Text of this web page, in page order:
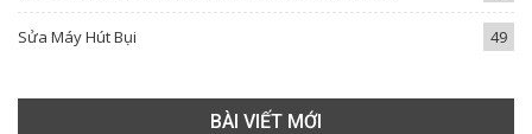
Sửa Máy Hút Bụi 49
BÀI VIẾT MỚI